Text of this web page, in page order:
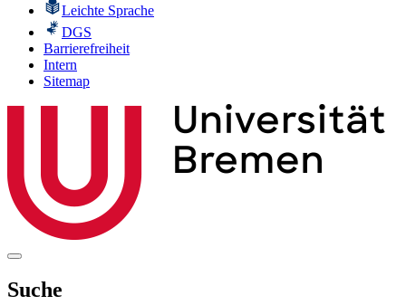
Leichte Sprache
DGS
Barrierefreiheit
Intern
Sitemap
Suche